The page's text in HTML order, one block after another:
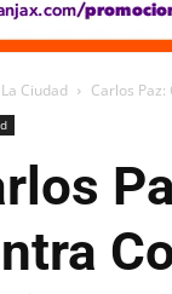
La Ciudad Carlos